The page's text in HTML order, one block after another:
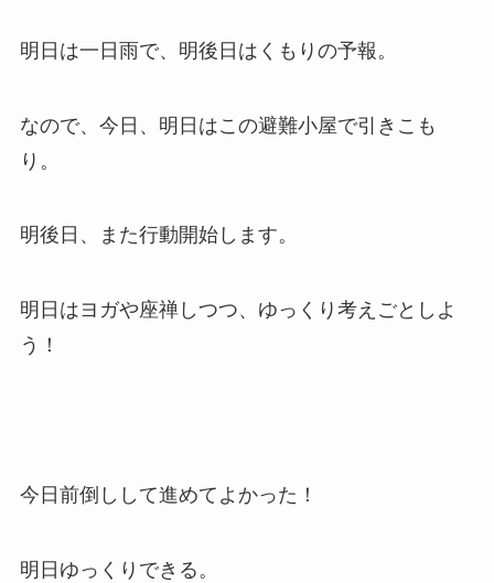
明日は一日雨で、明後日はくもりの予報。
なので、今日、明日はこの避難小屋で引きこも
り。
明後日、また行動開始します。
明日はヨガや座禅しつつ、ゆっくり考えごとしよ
う！
今日前倒しして進めてよかった！
明日ゆっくりできる。